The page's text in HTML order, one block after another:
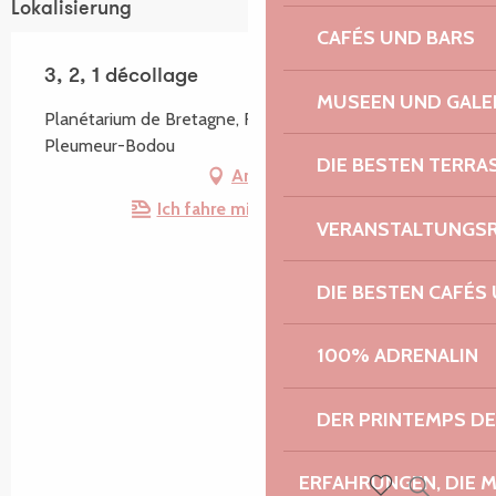
CAFÉS UND BARS
MUSEEN UND
DIE BESTEN
DIE BESTEN
100% ADRENALIN
DER PRINTEMPS
ERFAHRUNGEN, DIE
Lokalisierung
3, 2, 1 décollage
Planétarium de Bretagne, Route de Radôme, 22560
Pleumeur-Bodou
Anfahrt
Ich fahre mit dem Zug hin!